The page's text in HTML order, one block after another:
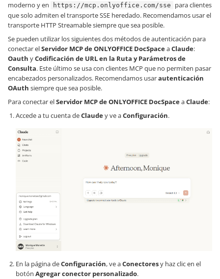
moderno y en
https://mcp.onlyoffice.com/sse
para clientes
que solo admiten el transporte SSE heredado. Recomendamos usar el
transporte HTTP Streamable siempre que sea posible.
Se pueden utilizar los siguientes dos métodos de autenticación para
conectar elServidor MCP de ONLYOFFICE DocSpaceaClaude:
Oauth yCodificación de URL en la Ruta y Parámetros de
Consulta. Este último se usa con clientes MCP que no permiten pasar
encabezados personalizados. Recomendamos usarautenticación
OAuth siempre que sea posible.
Para conectar elServidor MCP de ONLYOFFICE DocSpaceaClaude:
Accede a tu cuenta deClaudey ve aConfiguración.
En la página deConfiguración, ve aConectoresy haz clic en el
botón Agregar conector personalizado.